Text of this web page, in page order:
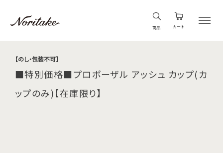
商品 カート
【のし・包装不可】
■特別価格■プロポーザル アッシュ カップ(カ
ップのみ)【在庫限り】